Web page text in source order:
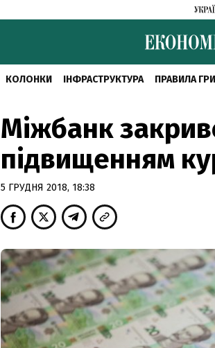
КОЛОНКИ ІНФРАСТРУКТУРА ПРАВИЛА ГРИ
Міжбанк
підвищенням
5 ГРУДНЯ 2018, 18:38